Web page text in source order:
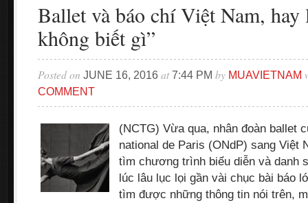
Ballet và báo chí Việt Nam, hay
không biết gì”
Posted on JUNE 16, 2016 at7:44 PM by MUAVIETNAM
COMMENT
(NCTG) Vừa qua, nhân đoàn ballet
national de Paris (ONdP) sang Việt
tìm chương trình biểu diễn và danh
lúc lâu lục lọi gần vài chục bài báo
tìm được những thông tin nói trên,